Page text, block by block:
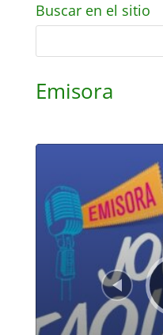
Buscar en el sitio
Emisora
Reproductor